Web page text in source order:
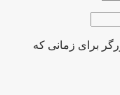
برای زمانی که